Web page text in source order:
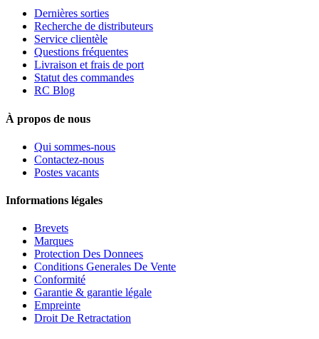
Dernières sorties
Recherche de distributeurs
Service clientèle
Questions fréquentes
Livraison et frais de port
Statut des commandes
RC Blog
À propos de nous
Qui sommes-nous
Contactez-nous
Postes vacants
Informations légales
Brevets
Marques
Protection Des Donnees
Conditions Generales De Vente
Conformité
Garantie & garantie légale
Empreinte
Droit De Retractation